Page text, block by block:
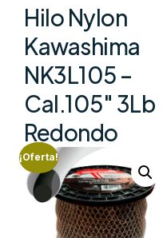
Hilo Nylon
Kawashima
NK3L105 –
Cal.105″ 3Lb
Redondo
¡Oferta!